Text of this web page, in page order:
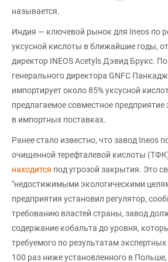
называется.
Индия — ключевой рынок для Ineos по
уксусной кислоты в ближайшие годы,
директор INEOS Acetyls Дэвид Брукс.
генерального директора GNFC
импортирует около 85% уксусной
предлагаемое совместное предприятие
в импортных поставках.
Ранее стало известно, что завод Ineos
очищенной терефталевой кислоты
находится под угрозой закрытия. Это
"недостижимыми экологическими
предприятия установил регулятор,
требованию властей страны, завод
содержание кобальта до уровня,
требуемого по результатам
100 раз ниже установленного в